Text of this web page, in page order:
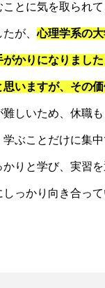
とに気を取られ
たが、心理学系の
かりになりまし
いますが、その価
しいため、休職
ぶことだけに集
りと学び、実習
っかり向き合って